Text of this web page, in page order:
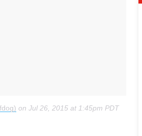
on Jul 26, 2015 at 1:45pm PDT